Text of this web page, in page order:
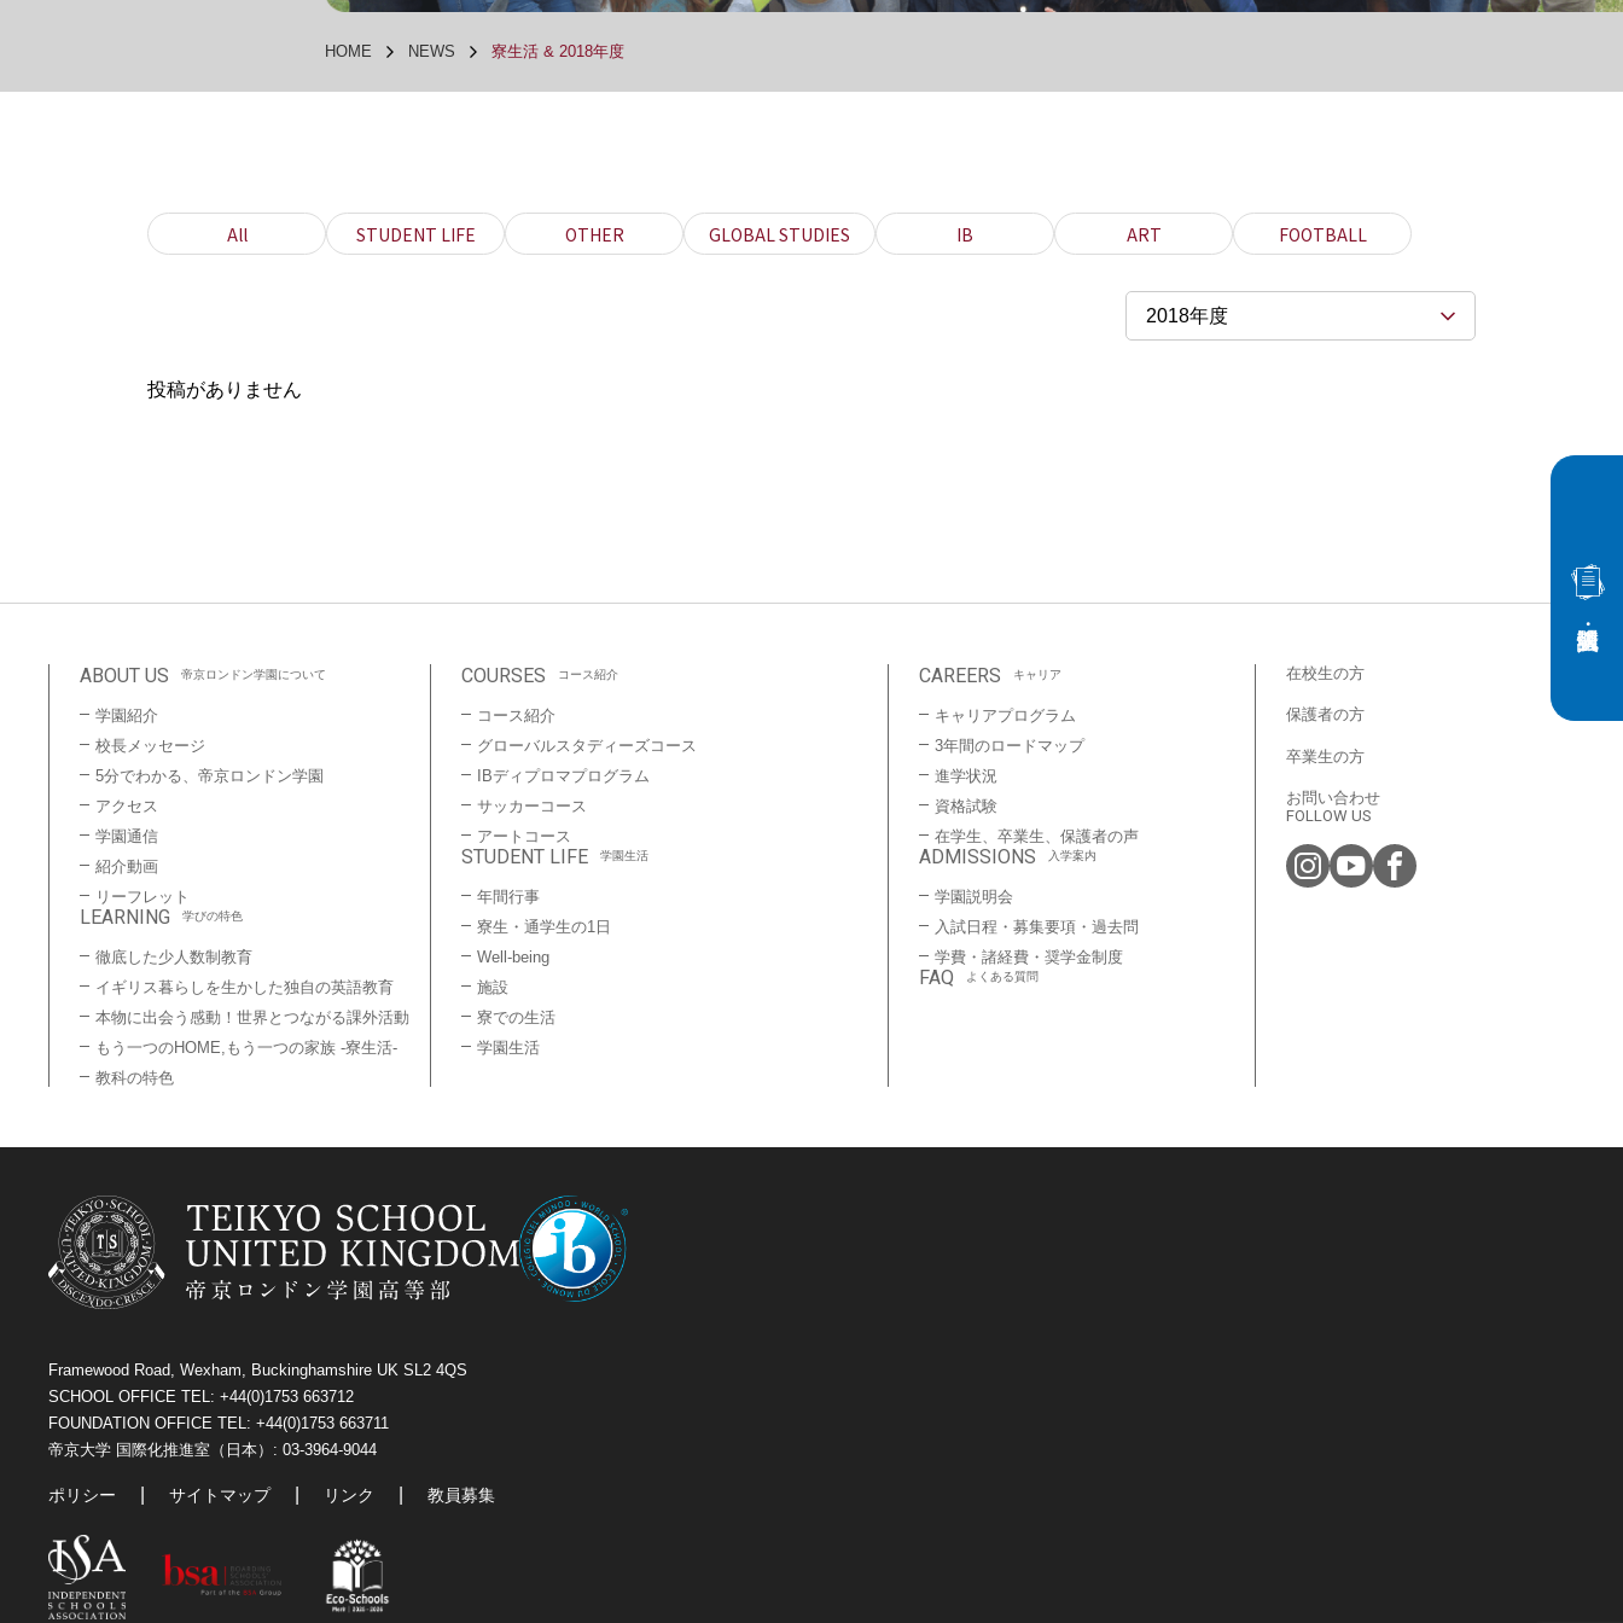
HOME NEWS 寮生活 & 2018年度
All STUDENT LIFE OTHER GLOBAL STUDIES IB ART FOOTBALL
2018年度
投稿がありません
ABOUT US 帝京ロンドン学園について
学園紹介
校長メッセージ
5分でわかる、帝京ロンドン学園
アクセス
学園通信
紹介動画
リーフレット
LEARNING 学びの特色
徹底した少人数制教育
イギリス暮らしを生かした独自の英語教育
本物に出会う感動！世界とつながる課外活動
もう一つのHOME,もう一つの家族 -寮生活-
教科の特色
COURSES コース紹介
コース紹介
グローバルスタディーズコース
IBディプロマプログラム
サッカーコース
アートコース
STUDENT LIFE 学園生活
年間行事
寮生・通学生の1日
Well-being
施設
寮での生活
学園生活
CAREERS キャリア
キャリアプログラム
3年間のロードマップ
進学状況
資格試験
在学生、卒業生、保護者の声
ADMISSIONS 入学案内
学園説明会
入試日程・募集要項・過去問
学費・諸経費・奨学金制度
FAQ よくある質問
在校生の方
保護者の方
卒業生の方
お問い合わせ
FOLLOW US
Framewood Road, Wexham, Buckinghamshire UK SL2 4QS
SCHOOL OFFICE TEL: +44(0)1753 663712
FOUNDATION OFFICE TEL: +44(0)1753 663711
帝京大学 国際化推進室（日本）: 03-3964-9044
ポリシー サイトマップ リンク 教員募集